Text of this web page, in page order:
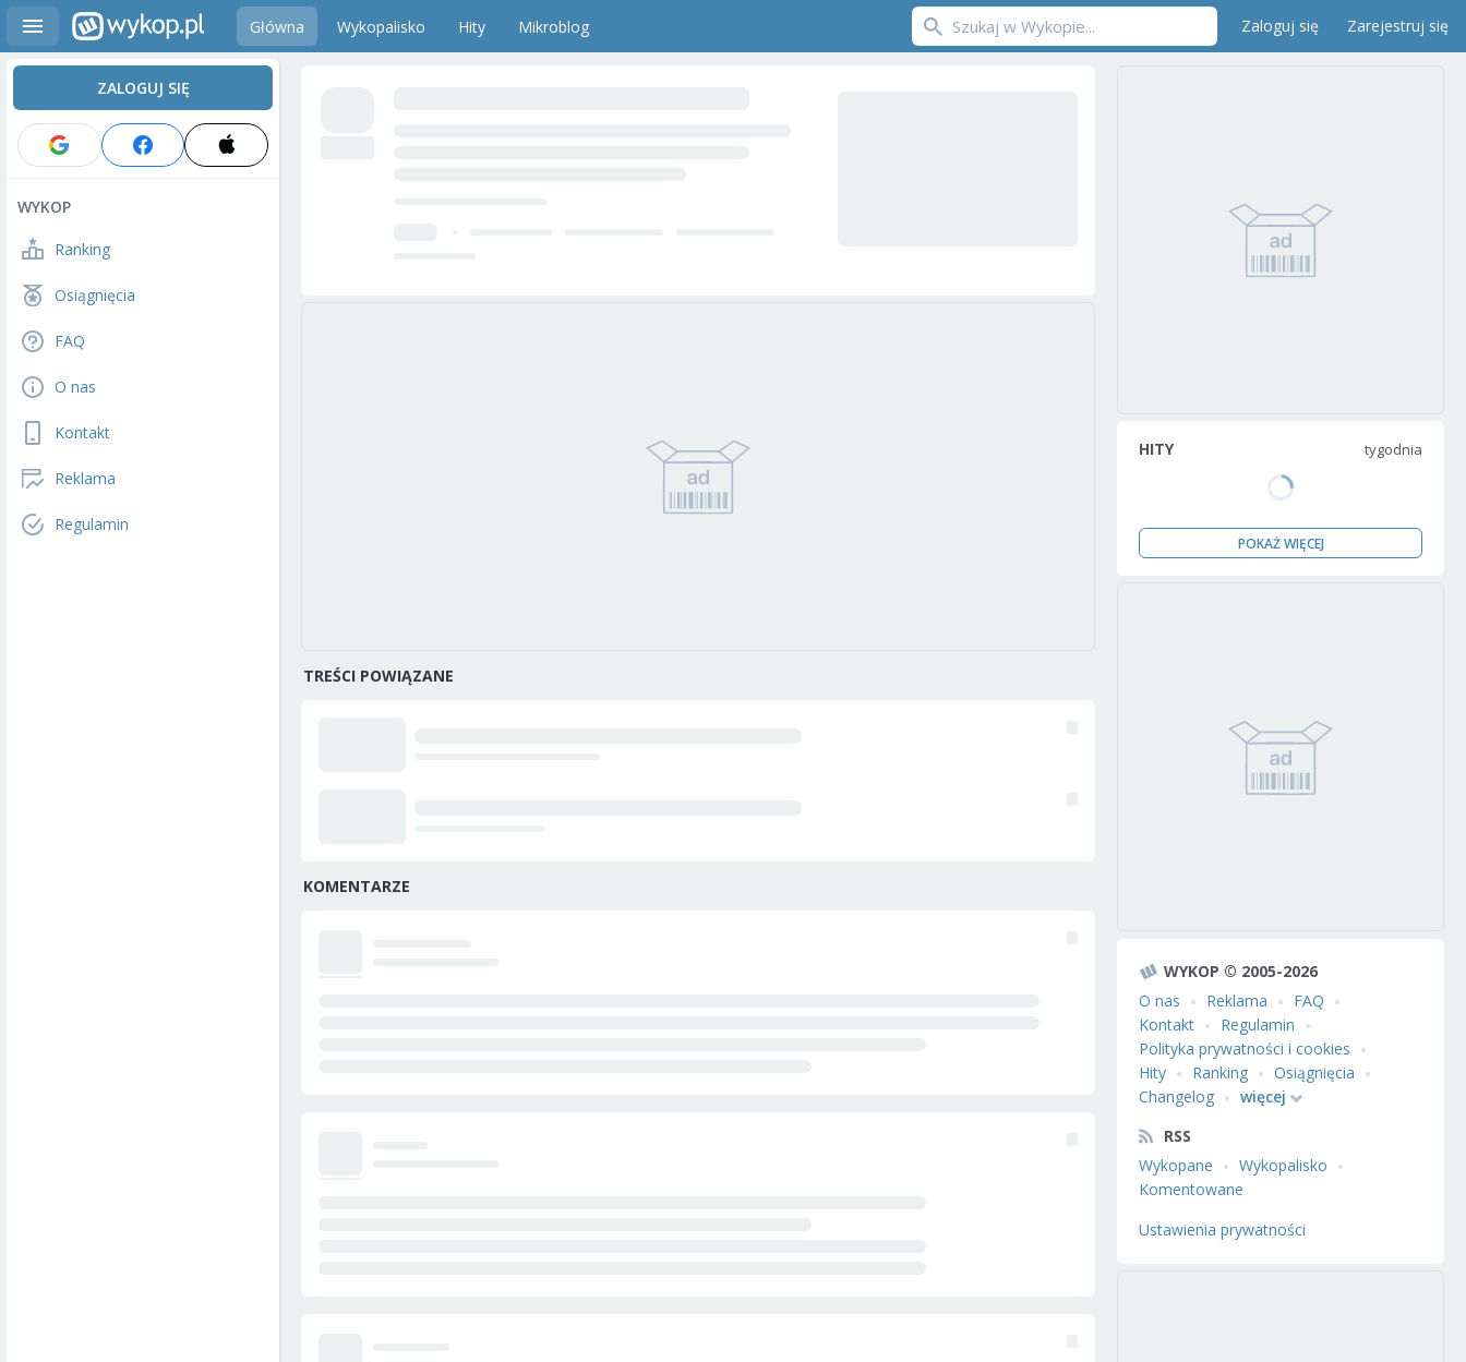
Główna Wykopalisko Hity Mikroblog Zaloguj się Zarejestruj się
ZALOGUJ SIĘ
WYKOP
Ranking
Osiągnięcia
FAQ
O nas
Kontakt
Reklama
Regulamin
TREŚCI POWIĄZANE
KOMENTARZE
HITY tygodnia
POKAŻ WIĘCEJ
WYKOP © 2005-2026
O nas
Reklama
FAQ
Kontakt
Regulamin
Polityka prywatności i cookies
Hity
Ranking
Osiągnięcia
Changelog
więcej
RSS
Wykopane
Wykopalisko
Komentowane
Ustawienia prywatności